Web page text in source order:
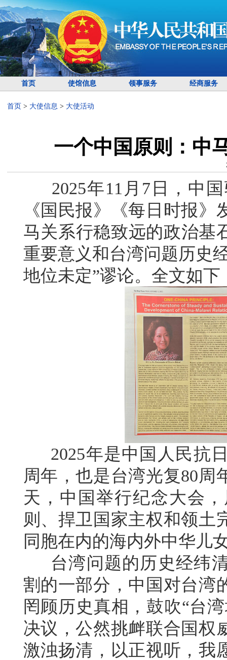
首页 使馆信息 领事服务 经商服务
首页 > 大使信息 > 大使活动
一个中国原则：中
2025年11月7日，中国
《国民报》《每日时报
马关系行稳致远的政治基
重要意义和台湾问题历史
地位未定”谬论。全文如下
2025年是中国人民抗
周年，也是台湾光复80周
天，中国举行纪念大会
则、捍卫国家主权和领土
同胞在内的海内外中华儿
台湾问题的历史经纬清
割的一部分，中国对台湾
罔顾历史真相，鼓吹“台
决议，公然挑衅联合国权
激浊扬清，以正视听，我